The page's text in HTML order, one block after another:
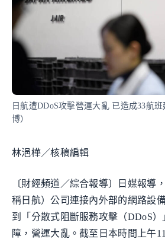
日航遭DDoS攻擊營運大亂 已造成33航
博）
林浥樺／核稿編輯
〔財經頻道／綜合報導〕日媒報導
稱日航）公司連接內外部的網路設
到「分散式阻斷服務攻擊（DDoS
障，營運大亂。截至日本時間上午